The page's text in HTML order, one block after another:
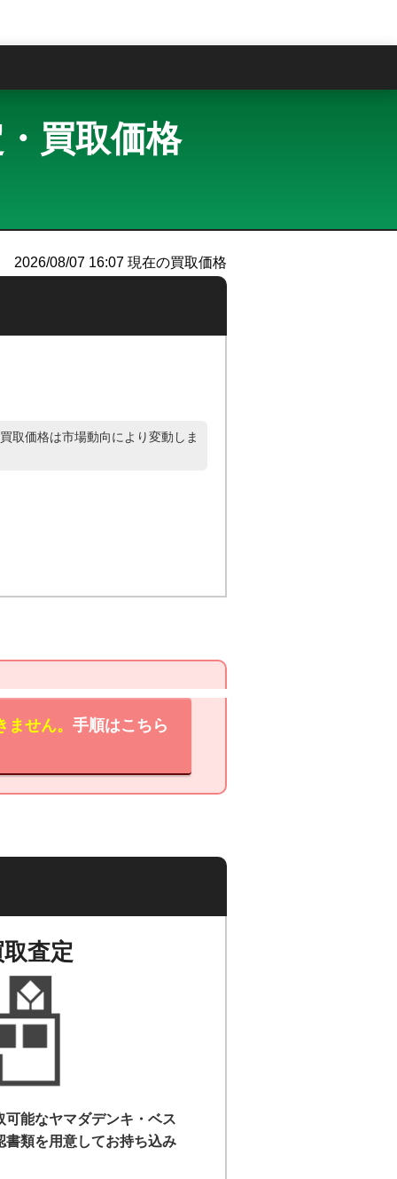
買取価格
2026/08/07 16:07 現在の買取価格
取価格は市場動向により変動しま
せん。 手順はこちら
査定
能なヤマダデンキ・ベス
書類を用意してお持ち込み